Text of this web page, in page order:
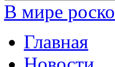
В мире
Главная